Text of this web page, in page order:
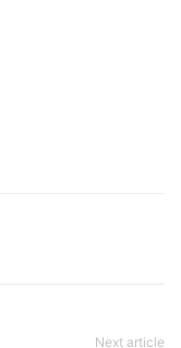
Next article